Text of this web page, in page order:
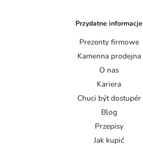
Przydatne informacje
Prezenty firmowe
Kamenna prodejna
O nas
Kariera
Chuci být dostupér
Blog
Przepisy
Jak kupić